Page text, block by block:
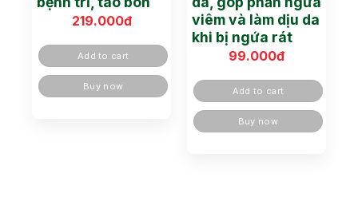
219.000đ
Add to cart
Buy now
viêm và làm dịu da
khi bị ngứa rát
99.000đ
Add to cart
Buy now